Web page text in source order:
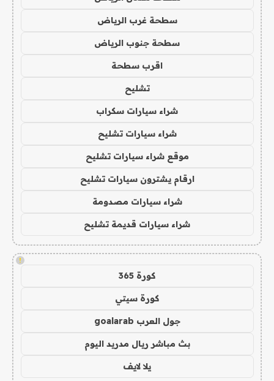
سطحة غرب الرياض
سطحة جنوب الرياض
اقرب سطحة
تشليح
شراء سيارات سكراب
شراء سيارات تشليح
موقع شراء سيارات تشليح
ارقام يشترون سيارات تشليح
شراء سيارات مصدومة
شراء سيارات قديمة تشليح
!
كورة 365
كورة سيتي
جول العرب goalarab
بث مباشر ريال مدريد اليوم
يلا لايف